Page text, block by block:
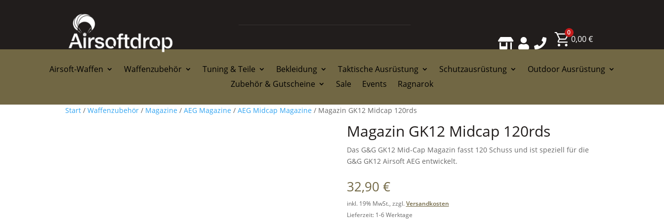
  
0
0,00€
Airsoft-Waffen Waffenzubehör Tuning & Teile Bekleidung Taktische Ausrüstung Schutzausrüstung
Outdoor Ausrüstung
Zubehör & Gutscheine
Sale Events Ragnarok
Start / Waffenzubehör / Magazine / AEG Magazine / AEG Midcap Magazine / Magazin GK12 Midcap 120rds
Magazin GK12 Midcap 120rds
Das G&G GK12 Mid-Cap Magazin fasst 120 Schuss und ist speziell für die
G&G GK12 Airsoft AEG entwickelt.
32,90 €
inkl. 19% MwSt., zzgl.Versandkosten
Lieferzeit: 1-6 Werktage